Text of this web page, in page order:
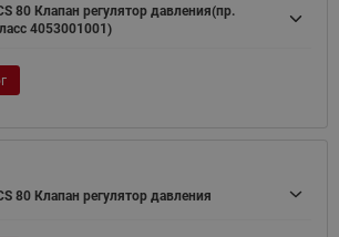
80 Клапан регулятор давления(пр.
4053001001)
80 Клапан регулятор давления